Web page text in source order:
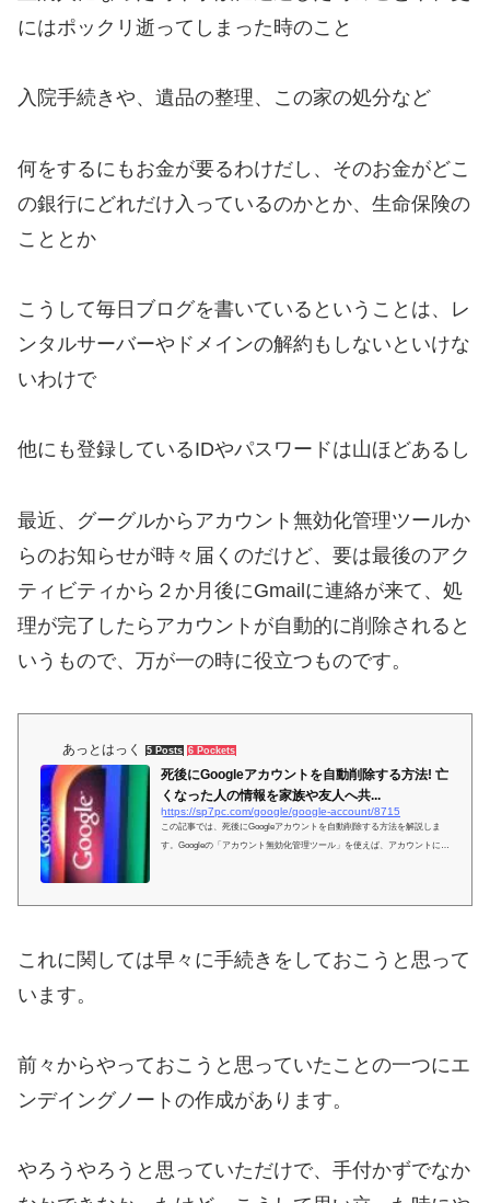
にはポックリ逝ってしまった時のこと
入院手続きや、遺品の整理、この家の処分など
何をするにもお金が要るわけだし、そのお金がどこ
の銀行にどれだけ入っているのかとか、生命保険の
こととか
こうして毎日ブログを書いているということは、レ
ンタルサーバーやドメインの解約もしないといけな
いわけで
他にも登録しているIDやパスワードは山ほどあるし
最近、グーグルからアカウント無効化管理ツールか
らのお知らせが時々届くのだけど、要は最後のアク
ティビティから２か月後にGmailに連絡が来て、処
理が完了したらアカウントが自動的に削除されると
いうもので、万が一の時に役立つものです。
あっとはっく 5 Posts 6 Pockets
死後にGoogleアカウントを自動削除する方法! 亡
くなった人の情報を家族や友人へ共...
https://sp7pc.com/google/google-account/8715
この記事では、死後にGoogleアカウントを自動削除する方法を解説しま
す。Googleの「アカウント無効化管理ツール」を使えば、アカウントに紐
これに関しては早々に手続きをしておこうと思って
います。
前々からやっておこうと思っていたことの一つにエ
ンデイングノートの作成があります。
やろうやろうと思っていただけで、手付かずでなか